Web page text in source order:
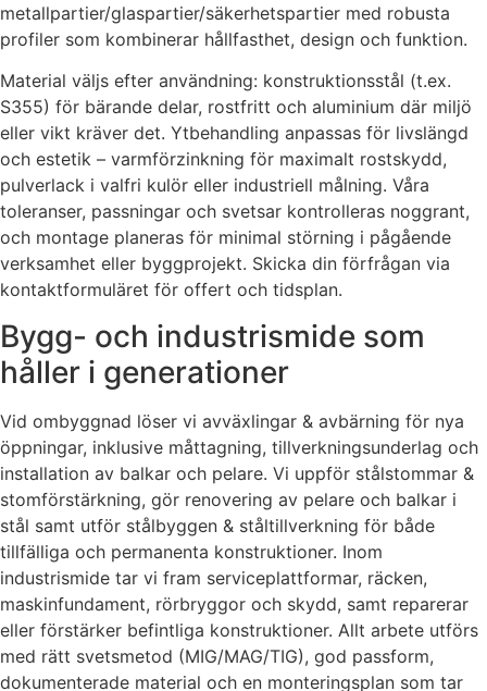
metallpartier/glaspartier/säkerhetspartier med robusta
profiler som kombinerar hållfasthet, design och funktion.
Material väljs efter användning: konstruktionsstål (t.ex.
S355) för bärande delar, rostfritt och aluminium där miljö
eller vikt kräver det. Ytbehandling anpassas för livslängd
och estetik – varmförzinkning för maximalt rostskydd,
pulverlack i valfri kulör eller industriell målning. Våra
toleranser, passningar och svetsar kontrolleras noggrant,
och montage planeras för minimal störning i pågående
verksamhet eller byggprojekt. Skicka din förfrågan via
kontaktformuläret för offert och tidsplan.
Bygg- och industrismide som
håller i generationer
Vid ombyggnad löser vi avväxlingar & avbärning för nya
öppningar, inklusive måttagning, tillverkningsunderlag och
installation av balkar och pelare. Vi uppför stålstommar &
stomförstärkning, gör renovering av pelare och balkar i
stål samt utför stålbyggen & ståltillverkning för både
tillfälliga och permanenta konstruktioner. Inom
industrismide tar vi fram serviceplattformar, räcken,
maskinfundament, rörbryggor och skydd, samt reparerar
eller förstärker befintliga konstruktioner. Allt arbete utförs
med rätt svetsmetod (MIG/MAG/TIG), god passform,
dokumenterade material och en monteringsplan som tar